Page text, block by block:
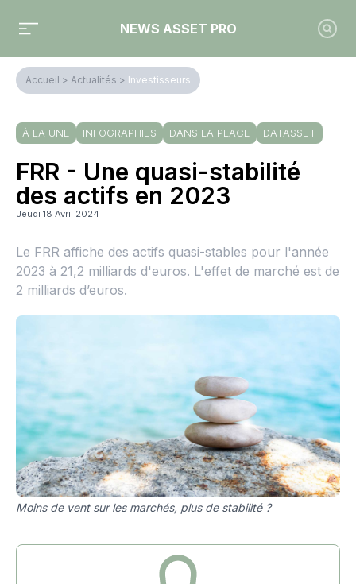
NEWS ASSET PRO
Accueil > Actualités > Investisseurs
À LA UNE INFOGRAPHIES DANS LA PLACE DATASSET
FRR - Une quasi-stabilité
des actifs en 2023
Jeudi 18 Avril 2024
Le FRR affiche des actifs quasi-stables pour l'année
2023 à 21,2 milliards d'euros. L'effet de marché est de
2 milliards d’euros.
Moins de vent sur les marchés, plus de stabilité ?